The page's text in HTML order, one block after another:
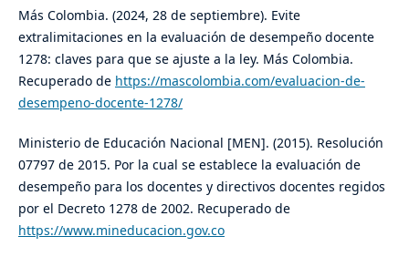
Más Colombia. (2024, 28 de septiembre). Evite
extralimitaciones en la evaluación de desempeño docente
1278: claves para que se ajuste a la ley. Más Colombia.
Recuperado de https://mascolombia.com/evaluacion-de-
desempeno-docente-1278/
Ministerio de Educación Nacional [MEN]. (2015). Resolución
07797 de 2015. Por la cual se establece la evaluación de
desempeño para los docentes y directivos docentes regidos
por el Decreto 1278 de 2002. Recuperado de
https://www.mineducacion.gov.co